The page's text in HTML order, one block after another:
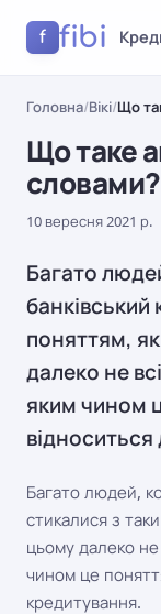
f fibi
Головна/Вікі/Що
Що таке
словами?
10 вересня 2021 р.
Багато
банківський
поняттям,
далеко не
яким чином
Багато людей,
стикалися з
цьому далеко не
чином це
кредитування.